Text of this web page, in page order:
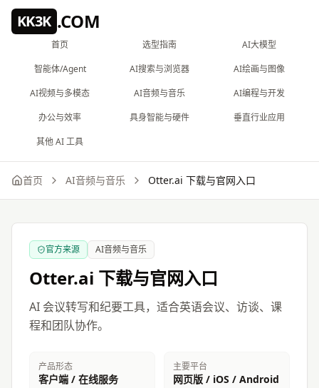
跳到主要内容
KK3K .COM
首页 选型指南
AI大模型
智能体/Agent
AI搜索与浏览器
AI绘画与图像
AI视频与多模态
AI音频与音乐
AI编程与开发
办公与效率
具身智能与硬件
垂直行业应用
其他 AI 工具
首页 AI音频与音乐 Otter.ai 下载与官网入口
官方来源 AI音频与音乐
Otter.ai 下载与官网入口
AI 会议转写和纪要工具，适合英语会议、访谈、课
程和团队协作。
产品形态
客户端 / 在线服务
主要平台
网页版 / iOS / Android